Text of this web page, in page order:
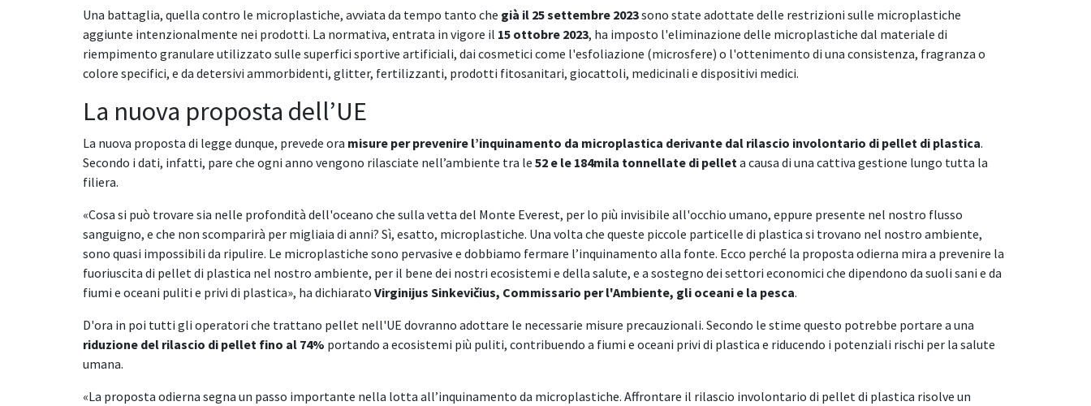
Una battaglia, quella contro le microplastiche, avviata da tempo tanto che già il 25 settembre 2023sono state adottate delle restrizioni sulle microplastiche
aggiunte intenzionalmente nei prodotti. La normativa, entrata in vigore il 15 ottobre 2023, ha imposto l'eliminazione delle microplastiche dal materiale di
riempimento granulare utilizzato sulle superfici sportive artificiali, dai cosmetici come l'esfoliazione (microsfere) o l'ottenimento di una consistenza, fragranza o
colore specifici, e da detersivi ammorbidenti, glitter, fertilizzanti, prodotti fitosanitari, giocattoli, medicinali e dispositivi medici.
La nuova proposta dell’UE
La nuova proposta di legge dunque, prevede ora misure per prevenire l’inquinamento da microplastica derivante dal rilascio involontario di pellet di plastica.
Secondo i dati, infatti, pare che ogni anno vengono rilasciate nell’ambiente tra le 52 e le 184mila tonnellate di pellet a causa di una cattiva gestione lungo tutta la
filiera.
«Cosa si può trovare sia nelle profondità dell'oceano che sulla vetta del Monte Everest, per lo più invisibile all'occhio umano, eppure presente nel nostro flusso
sanguigno, e che non scomparirà per migliaia di anni? Sì, esatto, microplastiche. Una volta che queste piccole particelle di plastica si trovano nel nostro ambiente,
sono quasi impossibili da ripulire. Le microplastiche sono pervasive e dobbiamo fermare l’inquinamento alla fonte. Ecco perché la proposta odierna mira a prevenire la
fuoriuscita di pellet di plastica nel nostro ambiente, per il bene dei nostri ecosistemi e della salute, e a sostegno dei settori economici che dipendono da suoli sani e da
fiumi e oceani puliti e privi di plastica», ha dichiarato Virginijus Sinkevičius, Commissario per l'Ambiente, gli oceani e la pesca.
D'ora in poi tutti gli operatori che trattano pellet nell'UE dovranno adottare le necessarie misure precauzionali. Secondo le stime questo potrebbe portare a una
riduzione del rilascio di pellet fino al 74% portando a ecosistemi più puliti, contribuendo a fiumi e oceani privi di plastica e riducendo i potenziali rischi per la salute
umana.
«La proposta odierna segna un passo importante nella lotta all’inquinamento da microplastiche. Affrontare il rilascio involontario di pellet di plastica risolve un